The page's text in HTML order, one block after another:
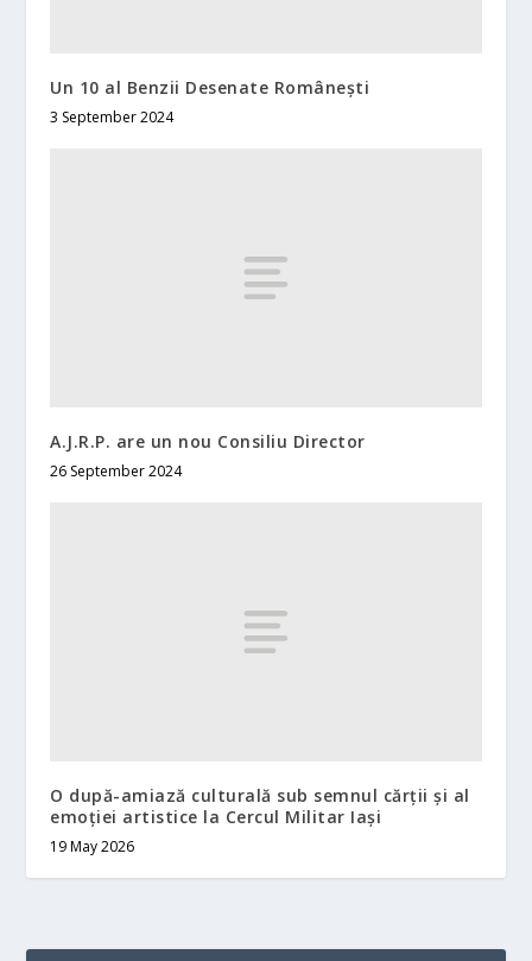
Un 10 al Benzii Desenate Românești
3 September 2024
A.J.R.P. are un nou Consiliu Director
26 September 2024
O după-amiază culturală sub semnul cărții și al
emoției artistice la Cercul Militar Iași
19 May 2026